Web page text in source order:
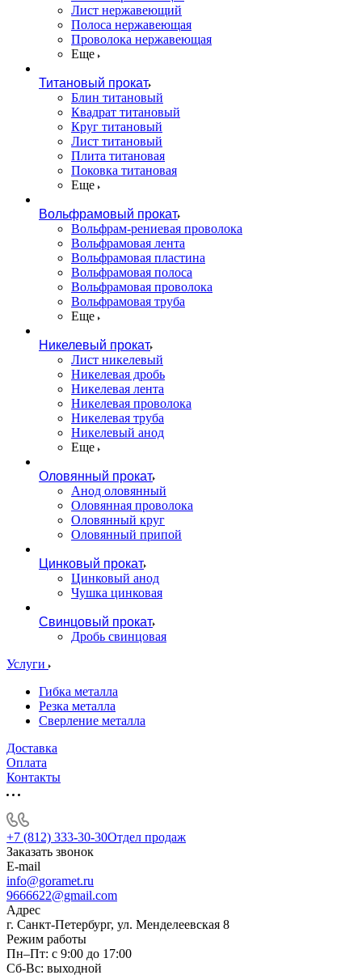
Лист нержавеющий
Полоса нержавеющая
Проволока нержавеющая
Еще
Титановый прокат
Блин титановый
Квадрат титановый
Круг титановый
Лист титановый
Плита титановая
Поковка титановая
Еще
Вольфрамовый прокат
Вольфрам-рениевая проволока
Вольфрамовая лента
Вольфрамовая пластина
Вольфрамовая полоса
Вольфрамовая проволока
Вольфрамовая труба
Еще
Никелевый прокат
Лист никелевый
Никелевая дробь
Никелевая лента
Никелевая проволока
Никелевая труба
Никелевый анод
Еще
Оловянный прокат
Анод оловянный
Оловянная проволока
Оловянный круг
Оловянный припой
Цинковый прокат
Цинковый анод
Чушка цинковая
Свинцовый прокат
Дробь свинцовая
Услуги
Гибка металла
Резка металла
Сверление металла
Доставка
Оплата
Контакты
+7 (812) 333-30-30Отдел продаж
Заказать звонок
E-mail
info@goramet.ru
9666622@gmail.com
Адрес
г. Санкт-Петербург, ул. Менделеевская 8
Режим работы
Пн–Пт: с 9:00 до 17:00
Сб-Вс: выходной